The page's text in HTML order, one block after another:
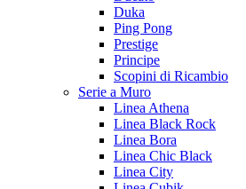
Duka
Ping Pong
Prestige
Principe
Scopini di Ricambio
Serie a Muro
Linea Athena
Linea Black Rock
Linea Bora
Linea Chic Black
Linea City